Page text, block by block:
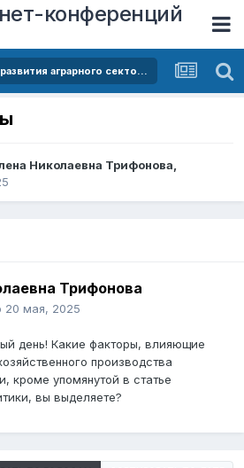
конференций
Проблемы и направления развития аграрного сектора экономики региона
Николаевна Трифонова,
Трифонова
20 мая, 2025
день! Какие факторы, влияющие
производства
кроме упомянутой в статье
вы выделяете?